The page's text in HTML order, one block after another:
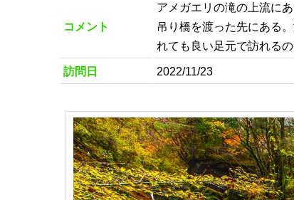
コメント
アメガエリの滝の上流に
吊り橋を渡った先にある
れても良い足元で訪れるの
訪問日 2022/11/23